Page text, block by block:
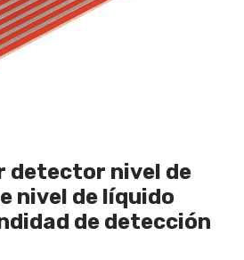
detector nivel de
nivel de líquido
de detección